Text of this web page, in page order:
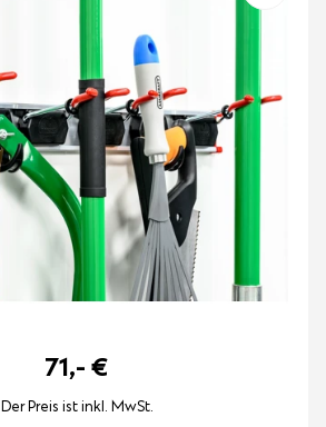
71,- €
Der Preis ist inkl. MwSt.